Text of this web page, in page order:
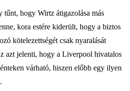
tűnt, hogy Wirtz átigazolása más
kora estére kiderült, hogy a biztos
kötelezettségét csak nyaralását
azt jelenti, hogy a Liverpool hivatalos
várható, hiszen előbb egy ilyen